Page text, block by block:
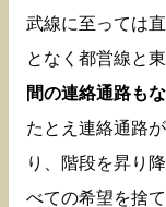
武線に至っては
となく都営線と
間の連絡通路も
たとえ連絡通路
り、階段を昇り
べての希望を捨